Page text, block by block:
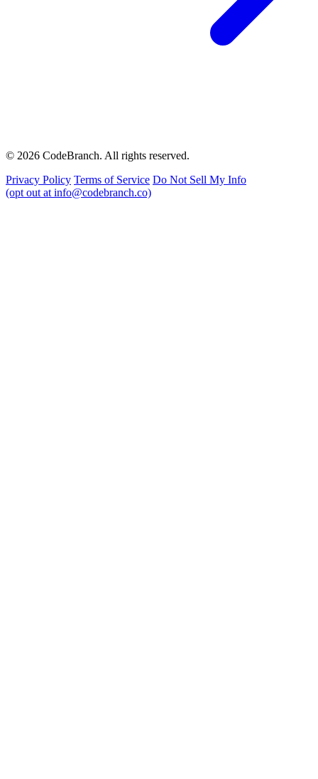
© 2026 CodeBranch. All rights reserved.
Privacy Policy Terms of Service Do Not Sell My Info
(opt out at info@codebranch.co)